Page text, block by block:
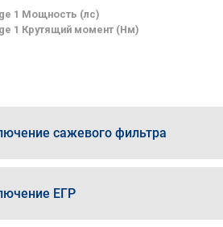
1 Мощность (лс)
1 Крутящий момент (Нм)
сажевого фильтра
ЕГР